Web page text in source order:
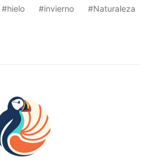
hielo invierno
Naturaleza